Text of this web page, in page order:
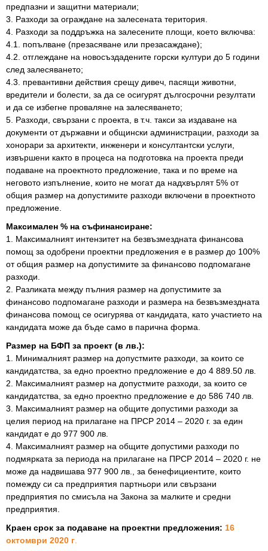
предпазни и защитни материали;
3. Разходи за ограждане на залесената територия.
4. Разходи за поддръжка на залесените площи, което включва:
4.1. попълване (презасяване или презасаждане);
4.2. отглеждане на новосъздадените горски култури до 5 години
след залесяването;
4.3. превантивни действия срещу дивеч, пасящи животни,
вредители и болести, за да се осигурят дългосрочни резултати
и да се избегне проваляне на залесяването;
5. Разходи, свързани с проекта, в т.ч. такси за издаване на
документи от държавни и общински администрации, разходи за
хонорари за архитекти, инженери и консултантски услуги,
извършени както в процеса на подготовка на проекта преди
подаване на проектното предложение, така и по време на
неговото изпълнение, които не могат да надхвърлят 5% от
общия размер на допустимите разходи включени в проектното
предложение.
Максимален % на съфинансиране:
1. Максималният интензитет на безвъзмездната финансова
помощ за одобрени проектни предложения е в размер до 100%
от общия размер на допустимите за финансово подпомагане
разходи.
2. Разликата между пълния размер на допустимите за
финансово подпомагане разходи и размера на безвъзмездната
финансова помощ се осигурява от кандидата, като участието на
кандидата може да бъде само в парична форма.
Размер на БФП за проект (в лв.):
1. Минималният размер на допустмите разходи, за които се
кандидатства, за едно проектно предложение е до 4 889.50 лв.
2. Максималният размер на допустмите разходи, за които се
кандидатства, за едно проектно предложение е до 586 740 лв.
3. Максималният размер на общите допустими разходи за
целия период на прилагане на ПРСР 2014 – 2020 г. за един
кандидат е до 977 900 лв.
4. Максималният размер на общите допустими разходи по
подмярката за периода на прилагане на ПРСР 2014 – 2020 г. не
може да надвишава 977 900 лв., за бенефициентите, които
помежду си са предприятия партньори или свързани
предприятия по смисъла на Закона за малките и средни
предприятия.
Краен срок за подаване на проектни предложения: 16
октомври 2020 г